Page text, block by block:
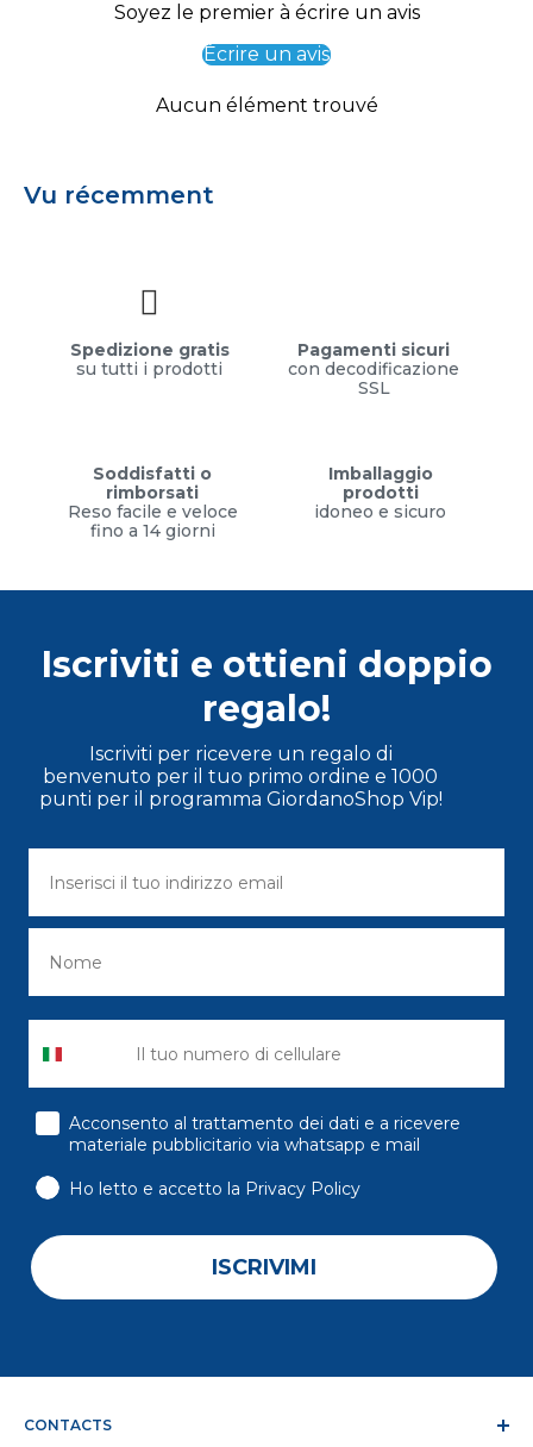
Soyez le premier à écrire un avis
Écrire un avis
Aucun élément trouvé
Vu récemment
Spedizione gratis
su tutti i prodotti
Pagamenti sicuri
con decodificazione
SSL
Soddisfatti o
rimborsati
Reso facile e veloce
fino a 14 giorni
Imballaggio
prodotti
idoneo e sicuro
Iscriviti e ottieni doppio
regalo!
Iscriviti per ricevere un regalo di
benvenuto per il tuo primo ordine e 1000
punti per il programma GiordanoShop Vip!
consenso
Acconsento al trattamento dei dati e a ricevere
materiale pubblicitario via whatsapp e mail
Ho letto e accetto la Privacy Policy
ISCRIVIMI
CONTACTS